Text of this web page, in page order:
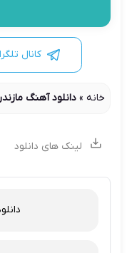
کانال
خانه» دانلود آهنگ
لینک های دانلود